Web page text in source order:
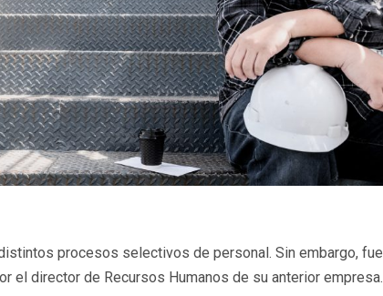
procesos selectivos de personal. Sin embargo, fue
el director de Recursos Humanos de su anterior empresa.